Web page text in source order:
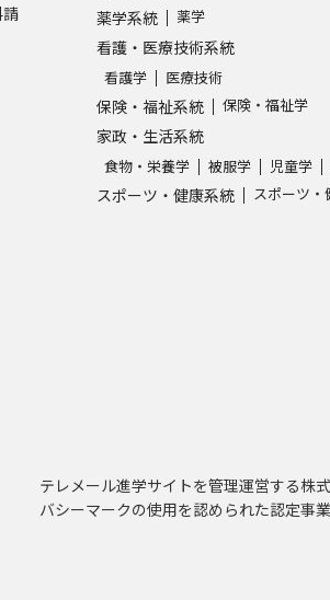
薬学系統 薬学
看護・医療技術系統
看護学 医療技術
保険・福祉系統 保険・福祉学
家政・生活系統
食物・栄養学 被服学 児童学
スポーツ・健康系統 スポーツ・
テレメール進学サイトを管理運営する株
バシーマークの使用を認められた認定事